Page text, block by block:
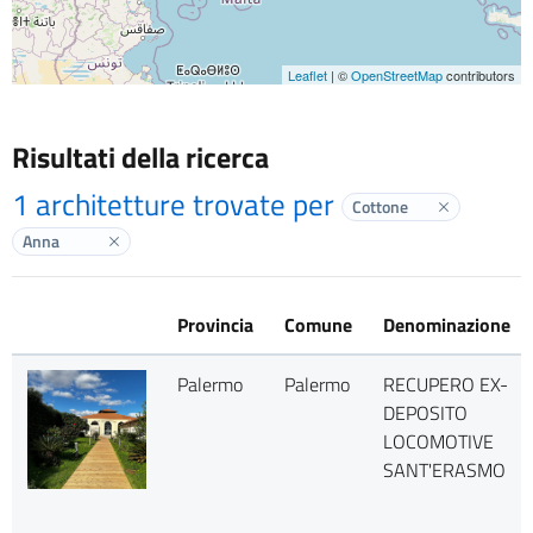
Leaflet | ©OpenStreetMapcontributors
Risultati della ricerca
1 architetture trovate per Cottone Elimina
Anna Elimina label
Provincia Comune Denominazione
Palermo Palermo
RECUPERO EX-
DEPOSITO
LOCOMOTIVE
SANT'ERASMO